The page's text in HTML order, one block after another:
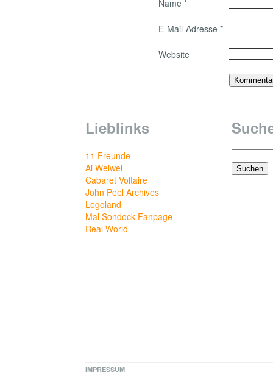
Name *
E-Mail-Adresse *
Website
Lieblinks
11 Freunde
Ai Weiwei
Cabaret Voltaire
John Peel Archives
Legoland
Mal Sondock Fanpage
Real World
Suchen
nach:
IMPRESSUM